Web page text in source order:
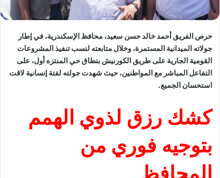
حرص الفريق أحمد خالد حسن سعيد، محافظ الإسكندرية، في إطار
جولاته الميدانية المستمرة، وخلال متابعته لنسب تنفيذ المشروعات
القومية الجارية على طريق الكورنيش بنطاق حي المنتزه أول، على
التفاعل المباشر مع المواطنين، حيث شهدت جولته لفتة إنسانية لاقت
استحسان الجميع.
كشك رزق لذوي الهمم
بتوجيه فوري من
المحافظ